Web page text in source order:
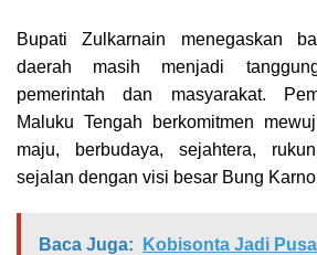
Bupati Zulkarnain menegaskan
daerah masih menjadi
pemerintah dan masyarakat.
Maluku Tengah berkomitmen
maju, berbudaya, sejahtera,
sejalan dengan visi besar Bung
Baca Juga:
Kobisonta Jadi